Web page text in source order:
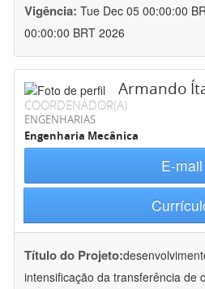
Vigência: Tue Dec 05 00:00:00
00:00:00 BRT 2026
Armando
COORDENADOR(A)
ENGENHARIAS
Engenharia Mecânica
E-mail
Título do Projeto:
intensificação da transferência de